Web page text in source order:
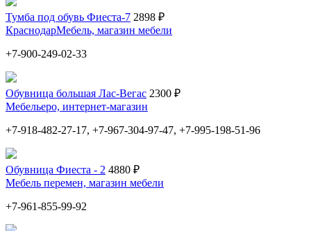
Тумба под обувь Фиеста-7 2898 ₽
КраснодарМебель, магазин мебели
+7-900-249-02-33
Обувница большая Лас-Вегас 2300 ₽
Мебельеро, интернет-магазин
+7-918-482-27-17, +7-967-304-97-47, +7-995-198-51-96
Обувница Фиеста - 2 4880 ₽
Мебель перемен, магазин мебели
+7-961-855-99-92